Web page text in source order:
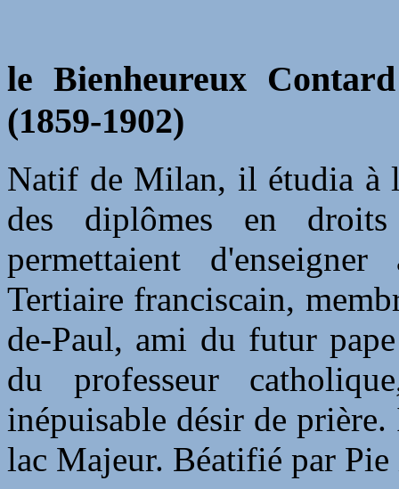
le Bienheureux
(1859-1902)
Natif de Milan, il étudia à
des diplômes en
permettaient
Tertiaire franciscain,
de-Paul, ami du futur
du professeur
inépuisable désir de
lac Majeur. Béatifié par